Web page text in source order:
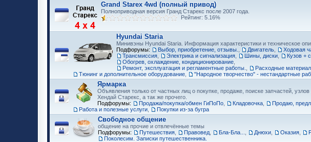
Grand Starex 4wd (полный привод)
Полноприводная версия Гранд Старекс после 2007 года.
Рейтинг: 5.16%
Hyundai Staria
Минивэны Hyundai Staria. Информация характеристики и техническое
Подфорумы:
Выбор, приобретение, отзывы. Двигатель Ходовая
Трансмиссия
Электрика и сигнализация Шины, диски Кузов +
Обогрев, охлаждение, кондиционирование
Ремонт, эксплуатация и регламентные работы.
Расходные
Тюнинг и дополнительное оборудование
"Народное творчество" - нестандартные
Ярмарка
Объявления только от частных лиц о покупке, продаже, поиске запчастей, узлов
Хендай Старекс, а так же прочего.
Подфорумы:
Продажа/покупка/обмен ГиПоПо Кладовочка Продаю,
Работа и полезные услуги
Покупки из-за бугра
Свободное общение
общение на прочие и отвлечённые темы
Подфорумы:
Путешествия Правовед Бла-Бла... Днюхи Оказия
Поколесим. Записки путешественника.